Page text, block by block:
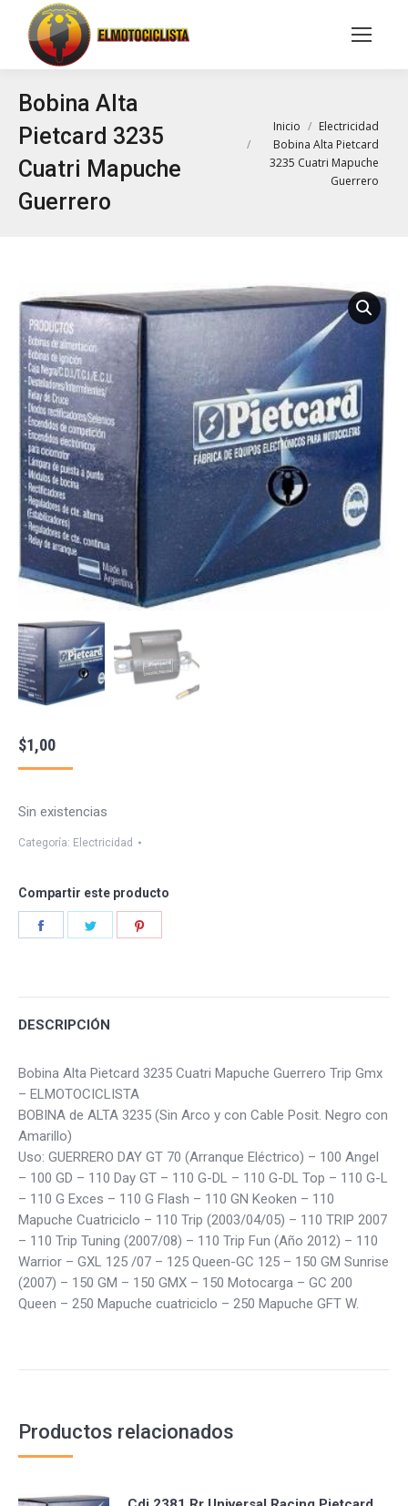
Buscar:
Bobina Alta
Pietcard 3235
Cuatri Mapuche
Guerrero
Estás aquí:
Inicio
Electricidad
Bobina Alta Pietcard
3235 Cuatri Mapuche
Guerrero
$1,00
Sin existencias
Categoría: Electricidad
Compartir este producto
DESCRIPCIÓN
Bobina Alta Pietcard 3235 Cuatri Mapuche Guerrero Trip Gmx
– ELMOTOCICLISTA
BOBINA de ALTA 3235 (Sin Arco y con Cable Posit. Negro con
Amarillo)
Uso: GUERRERO DAY GT 70 (Arranque Eléctrico) – 100 Angel
– 100 GD – 110 Day GT – 110 G-DL – 110 G-DL Top – 110 G-L
– 110 G Exces – 110 G Flash – 110 GN Keoken – 110
Mapuche Cuatriciclo – 110 Trip (2003/04/05) – 110 TRIP 2007
– 110 Trip Tuning (2007/08) – 110 Trip Fun (Año 2012) – 110
Warrior – GXL 125 /07 – 125 Queen-GC 125 – 150 GM Sunrise
(2007) – 150 GM – 150 GMX – 150 Motocarga – GC 200
Queen – 250 Mapuche cuatriciclo – 250 Mapuche GFT W.
Productos relacionados